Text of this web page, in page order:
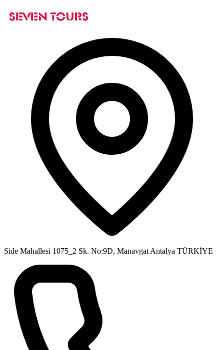
Side Mahallesi 1075_2 Sk. No:9D, Manavgat Antalya TÜRKİYE